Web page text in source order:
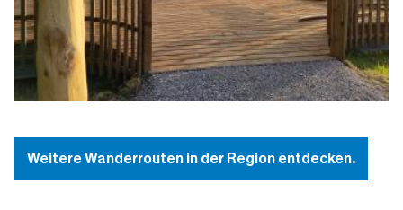
Weitere Wanderrouten in der Region entdecken.